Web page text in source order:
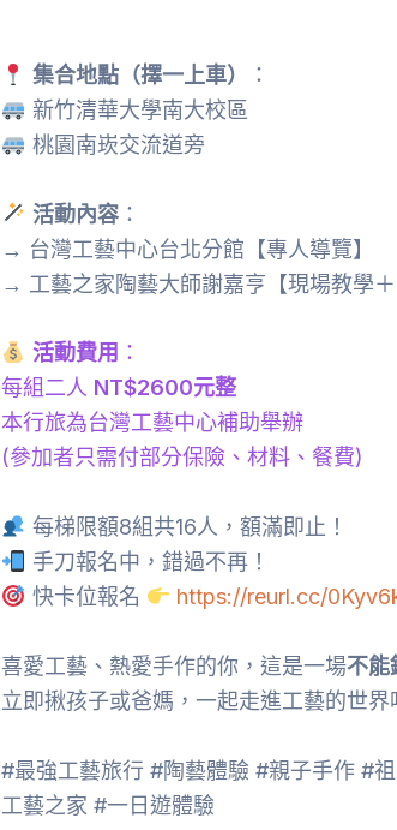
集合地點（擇一上車）
：
新竹清華大學南大校區
桃園南崁交流道旁
活動內容：
→ 台灣工藝中心台北分館【專人導覽】
→ 工藝之家陶藝大師謝嘉亨【現場教學＋
活動費用 ：
每組二人 NT$2600元整
本行旅為台灣工藝中心補助舉辦
(參加者只需付部分保險、材料、餐費)
每梯限額8組共16人，額滿即止！
手刀報名中，錯過不再！
快卡位報名
https://reurl.cc/
喜愛工藝、熱愛手作的你，這是一場不能
立即揪孩子或爸媽，一起走進工藝的世界
#最強工藝旅行 #陶藝體驗 #親子手作 #
工藝之家 #一日遊體驗